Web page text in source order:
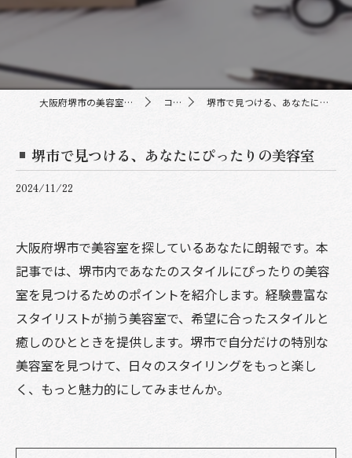
大阪府堺市の美容室ならFor-Relive コラム 堺市で見つける、あなたにぴったりの美容室
堺市で見つける、あなたにぴったりの美容室
2024/11/22
大阪府堺市で美容室を探しているあなたに朗報です。本
記事では、堺市内であなたのスタイルにぴったりの美容
室を見つけるためのポイントを紹介します。経験豊富な
スタイリストが揃う美容室で、希望に合ったスタイルと
癒しのひとときを提供します。堺市で自分だけの特別な
美容室を見つけて、日々のスタイリングをもっと楽し
く、もっと魅力的にしてみませんか。